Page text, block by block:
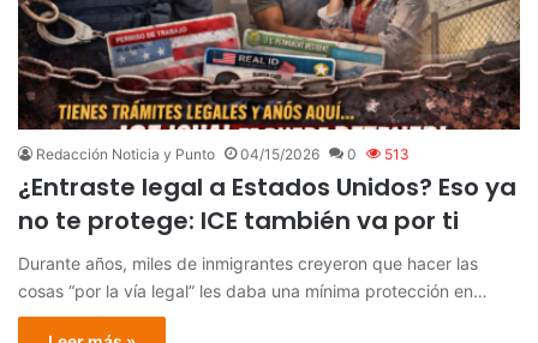
Redacción Noticia y Punto 04/15/2026 0 513
¿Entraste legal a Estados Unidos? Eso ya
no te protege: ICE también va por ti
Durante años, miles de inmigrantes creyeron que hacer las
cosas “por la vía legal” les daba una mínima protección en…